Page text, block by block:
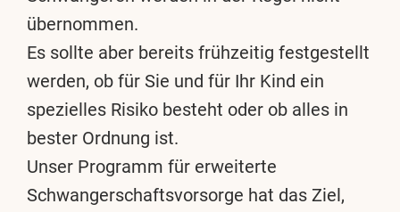
übernommen.
Es sollte aber bereits frühzeitig festgestellt
werden, ob für Sie und für Ihr Kind ein
spezielles Risiko besteht oder ob alles in
bester Ordnung ist.
Unser Programm für erweiterte
Schwangerschaftsvorsorge hat das Ziel,